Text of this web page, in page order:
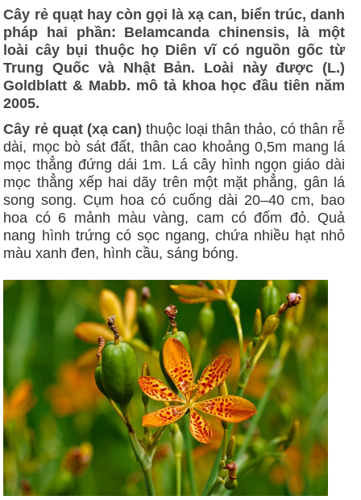
Cây rẻ quạt hay còn gọi là xạ can, biển trúc, danh
pháp hai phần: Belamcanda chinensis, là một
loài cây bụi thuộc họ Diên vĩ có nguồn gốc từ
Trung Quốc và Nhật Bản. Loài này được (L.)
Goldblatt & Mabb. mô tả khoa học đầu tiên năm
2005.
Cây rẻ quạt (xạ can) thuộc loại thân thảo, có thân rễ
dài, mọc bò sát đất, thân cao khoảng 0,5m mang lá
mọc thẳng đứng dái 1m. Lá cây hình ngọn giáo dài
mọc thẳng xếp hai dãy trên một mặt phẳng, gân lá
song song. Cụm hoa có cuống dài 20–40 cm, bao
hoa có 6 mảnh màu vàng, cam có đốm đỏ. Quả
nang hình trứng có sọc ngang, chứa nhiều hạt nhỏ
màu xanh đen, hình cầu, sáng bóng.